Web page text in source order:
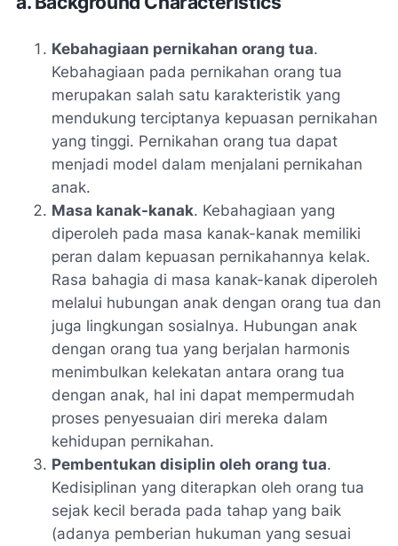
Kebahagiaan pernikahan orang tua.
Kebahagiaan pada pernikahan orang tua
merupakan salah satu karakteristik yang
mendukung terciptanya kepuasan pernikahan
yang tinggi. Pernikahan orang tua dapat
menjadi model dalam menjalani pernikahan
anak.
Masa kanak-kanak. Kebahagiaan yang
diperoleh pada masa kanak-kanak memiliki
peran dalam kepuasan pernikahannya kelak.
Rasa bahagia di masa kanak-kanak diperoleh
melalui hubungan anak dengan orang tua dan
juga lingkungan sosialnya. Hubungan anak
dengan orang tua yang berjalan harmonis
menimbulkan kelekatan antara orang tua
dengan anak, hal ini dapat mempermudah
proses penyesuaian diri mereka dalam
kehidupan pernikahan.
Pembentukan disiplin oleh orang tua.
Kedisiplinan yang diterapkan oleh orang tua
sejak kecil berada pada tahap yang baik
(adanya pemberian hukuman yang sesuai